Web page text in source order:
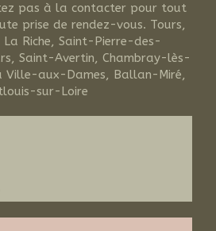
pas à la contacter pour tout
prise de rendez-vous. Tours,
Riche, Saint-Pierre-des-
Saint-Avertin, Chambray-lès-
Ville-aux-Dames, Ballan-Miré,
sur-Loire